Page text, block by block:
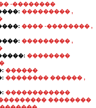
-��������
��������� ,
���� -�������� ,
��������� ,
��������
������
�������� ������ ,
������������
��������